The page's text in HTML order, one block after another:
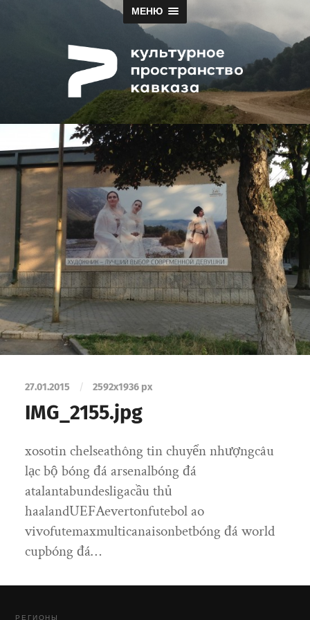
МЕНЮ
27.01.2015 / 2592x1936 px
IMG_2155.jpg
xosotin chelseathông tin chuyển nhượngcâu
lạc bộ bóng đá arsenalbóng đá
atalantabundesligacầu thủ
haalandUEFAevertonfutebol ao
vivofutemaxmulticanaisonbetbóng đá world
cupbóng đá…
РЕГИОНЫ